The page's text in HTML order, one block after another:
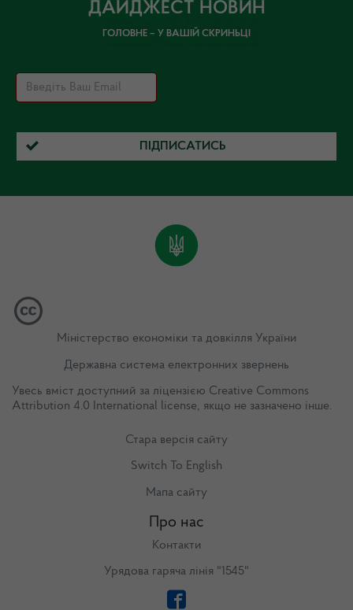
ДАЙДЖЕСТ НОВИН
ГОЛОВНЕ – У ВАШІЙ СКРИНЬЦІ
ПІДПИСАТИСЬ
Міністерство економіки та довкілля України
Державна система електронних звернень
Увесь вміст доступний за ліцензією Creative Commons
Attribution 4.0 International license, якщо не зазначено інше.
Стара версія сайту
Switch To English
Мапа сайту
Про нас
Контакти
Урядова гаряча лінія "1545"